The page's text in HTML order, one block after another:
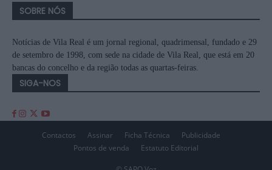
SOBRE NÓS
Notícias de Vila Real é um jornal regional, quadrimensal, fundado e 29
de setembro de 1998, com sede na cidade de Vila Real, que está em 20
bancas do concelho e da região todas as quartas-feiras.
SIGA-NOS
Contactos Assinar Ficha Técnica
Publicidade
Pontos de venda
Estatuto Editorial